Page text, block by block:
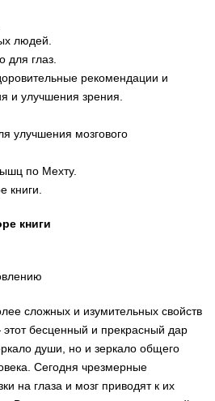
людей.
для глаз.
рекомендации и
и улучшения зрения.
улучшения мозгового
по Мехту.
книги.
книги
сложных и изумительных свойств
бесценный и прекрасный дар
души, но и зеркало общего
Сегодня чрезмерные
на глаза и мозг приводят к их